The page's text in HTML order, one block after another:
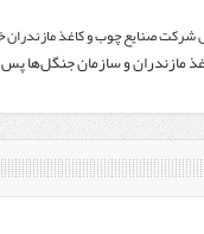
صنایع چوب و کاغذ مازندران
مازندران و سازمان جنگل‌ها